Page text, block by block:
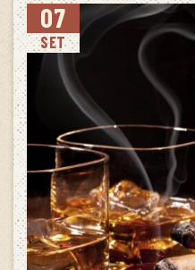
07
SET